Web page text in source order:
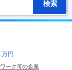
万円
ーク可の企業